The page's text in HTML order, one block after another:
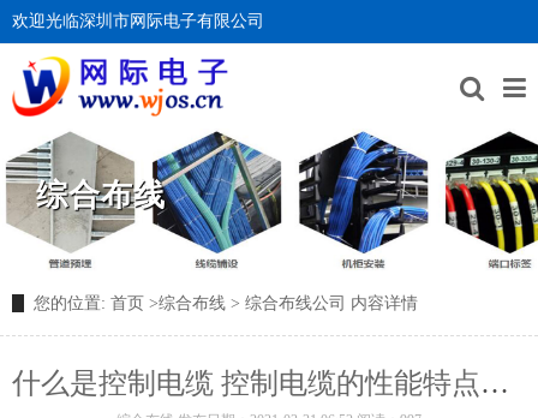
欢迎光临深圳市网际电子有限公司
综合布线
您的位置: 首页 >综合布线 > 综合布线公司 内容详情
什么是控制电缆 控制电缆的性能特点与性能区别